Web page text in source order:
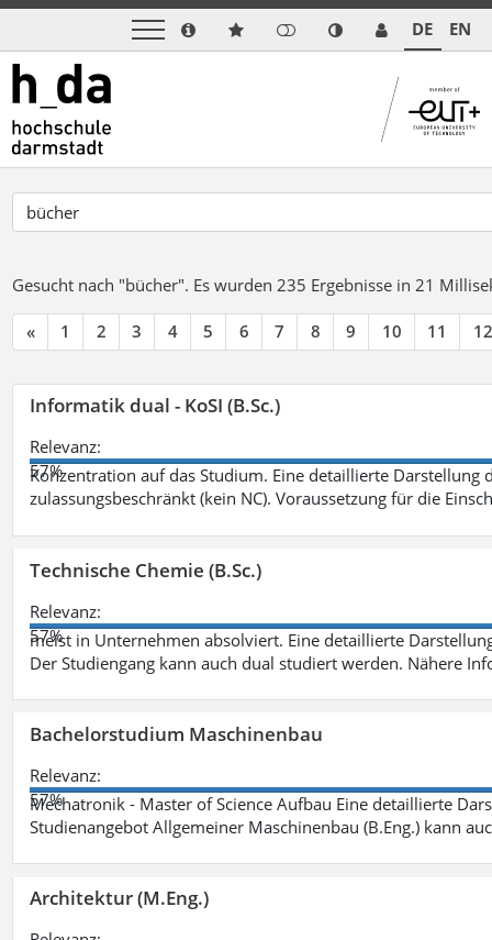
DE EN
Gesucht nach "bücher". Es wurden 235 Ergebnisse in 21
« 1 2 3 4 5 6 7 8 9 10 11 12
Informatik dual - KoSI (B.Sc.)
Relevanz:
57%
Konzentration auf das Studium. Eine detaillierte
zulassungsbeschränkt (kein NC). Voraussetzung für die
Technische Chemie (B.Sc.)
Relevanz:
57%
meist in Unternehmen absolviert. Eine detaillierte
Der Studiengang kann auch dual studiert werden. Nähere
Bachelorstudium Maschinenbau
Relevanz:
57%
Mechatronik - Master of Science Aufbau Eine detaillierte
Studienangebot Allgemeiner Maschinenbau (B.Eng.) kann
Architektur (M.Eng.)